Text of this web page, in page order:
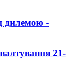
дилемою -
21-